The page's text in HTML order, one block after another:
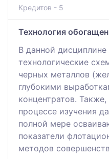
Кредитов - 5
Технология
В данной
технологические
черных металлов
глубокими
концентратов.
процессе изучения
полной мере
показатели
методов